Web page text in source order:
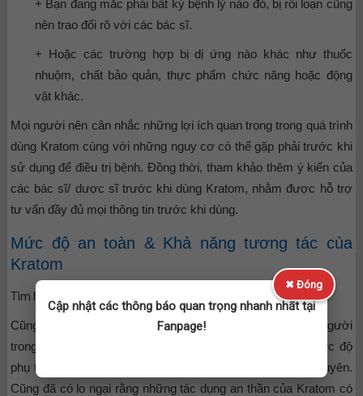
+ Bạn đang mắc phải bất kỳ bệnh lý nào đó, bị rối loạn cũng
nên trao đổi rõ với các bác sĩ.
+ Hoặc các trường hợp bị dị ứng nào khác như thuốc
nhuộm, chất bảo quản, thực phẩm chức năng hoặc động
vật khác.
Mọi người nên cân nhắc những lợi ích quan trọng trong quá trình
dùng Kratom cùng với những nguy cơ có thể gặp phải trước khi
sử dụng để điều trị bệnh. Đồng thời, tham khảo thêm ý kiến của
các bác sĩ/ dược sĩ trước khi dùng Kratom, nhằm được hỗ trợ
tư vấn đầy đủ mọi thông tin trước khi dùng.
Mức độ an toàn & Khả năng tương tác của
Kratom
Tìm hiểu về mức độ an toàn khi dùng Kratom
Cũng có thể Kratom sẽ không an toàn đối với hầu hết mọi người
trong quá trình sử dụng. Cũng có thể Kratom gây nên mức độ
phụ thuộc và triệu chứng cai nghiện khi sử dụng thường xuyên.
Cũng đã có lo ngại rằng những tác dụng an thần của Kratom có
✖ Đóng
Cập nhật các thông báo quan trọng nhanh nhất tại
Fanpage!